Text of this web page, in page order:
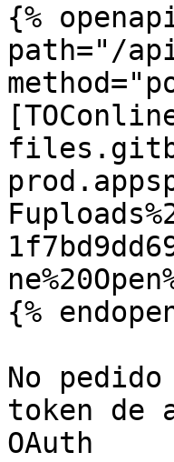
{%
path="/
{%
No
token de
OAuth